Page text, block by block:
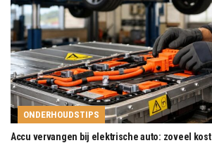
ONDERHOUDSTIPS
Accu vervangen bij elektrische auto: zoveel